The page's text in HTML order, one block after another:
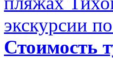
экскурсии
Стоимость